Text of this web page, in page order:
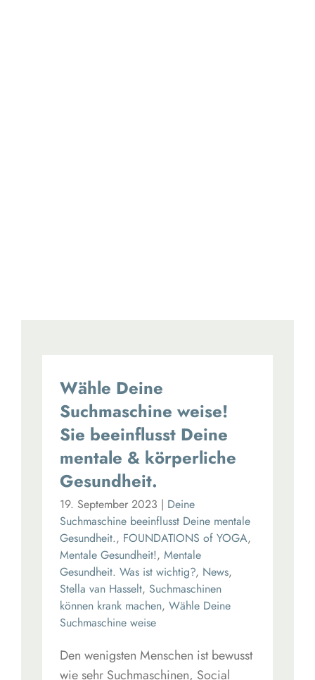
Wähle Deine
Suchmaschine weise!
Sie beeinflusst Deine
mentale & körperliche
Gesundheit.
19. September 2023 | Deine
Suchmaschine beeinflusst Deine mentale
Gesundheit., FOUNDATIONS of YOGA,
Mentale Gesundheit!, Mentale
Gesundheit. Was ist wichtig?, News,
Stella van Hasselt, Suchmaschinen
können krank machen, Wähle Deine
Suchmaschine weise
Den wenigsten Menschen ist bewusst
wie sehr Suchmaschinen, Social